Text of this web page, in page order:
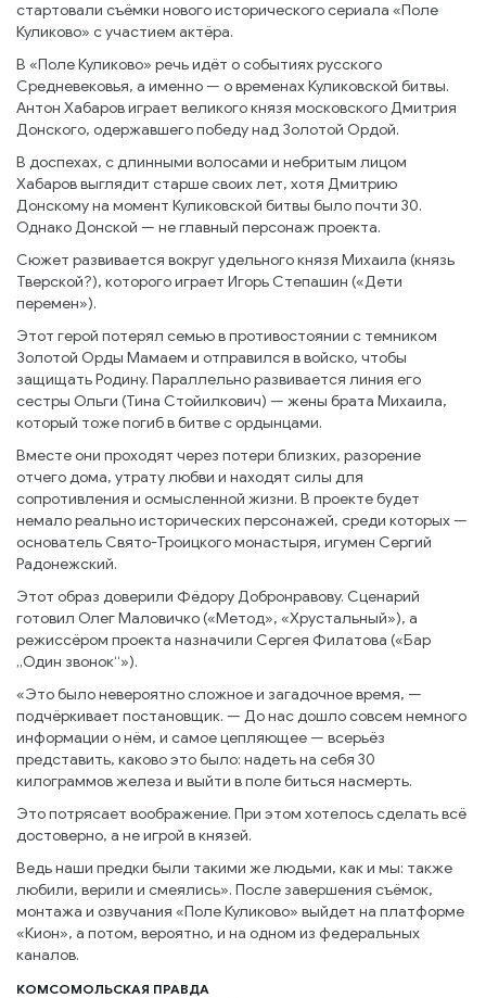
стартовали съёмки нового исторического сериала «Поле
Куликово» с участием актёра.
В «Поле Куликово» речь идёт о событиях русского
Средневековья, а именно — о временах Куликовской битвы.
Антон Хабаров играет великого князя московского Дмитрия
Донского, одержавшего победу над Золотой Ордой.
В доспехах, с длинными волосами и небритым лицом
Хабаров выглядит старше своих лет, хотя Дмитрию
Донскому на момент Куликовской битвы было почти 30.
Однако Донской — не главный персонаж проекта.
Сюжет развивается вокруг удельного князя Михаила (князь
Тверской?), которого играет Игорь Степашин («Дети
перемен»).
Этот герой потерял семью в противостоянии с темником
Золотой Орды Мамаем и отправился в войско, чтобы
защищать Родину. Параллельно развивается линия его
сестры Ольги (Тина Стойилкович) — жены брата Михаила,
который тоже погиб в битве с ордынцами.
Вместе они проходят через потери близких, разорение
отчего дома, утрату любви и находят силы для
сопротивления и осмысленной жизни. В проекте будет
немало реально исторических персонажей, среди которых —
основатель Свято-Троицкого монастыря, игумен Сергий
Радонежский.
Этот образ доверили Фёдору Добронравову. Сценарий
готовил Олег Маловичко («Метод», «Хрустальный»), а
режиссёром проекта назначили Сергея Филатова («Бар
„Один звонок“»).
«Это было невероятно сложное и загадочное время, —
подчёркивает постановщик. — До нас дошло совсем немного
информации о нём, и самое цепляющее — всерьёз
представить, каково это было: надеть на себя 30
килограммов железа и выйти в поле биться насмерть.
Это потрясает воображение. При этом хотелось сделать всё
достоверно, а не игрой в князей.
Ведь наши предки были такими же людьми, как и мы: также
любили, верили и смеялись». После завершения съёмок,
монтажа и озвучания «Поле Куликово» выйдет на платформе
«Кион», а потом, вероятно, и на одном из федеральных
каналов.
КОМСОМОЛЬСКАЯ ПРАВДА